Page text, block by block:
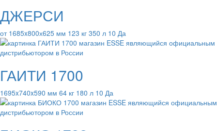
ДЖЕРСИ
от 1685x800х625 мм 123 кг 350 л 10 Да
ГАИТИ 1700
1695x740x590 мм 64 кг 180 л 10 Да